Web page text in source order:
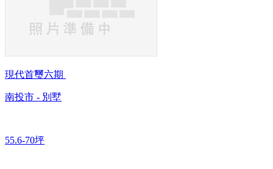
現代首璽六期
南投市 - 別墅
55.6-70坪